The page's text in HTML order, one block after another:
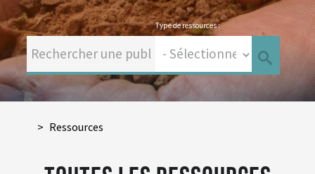
Type de ressources :
Ressources